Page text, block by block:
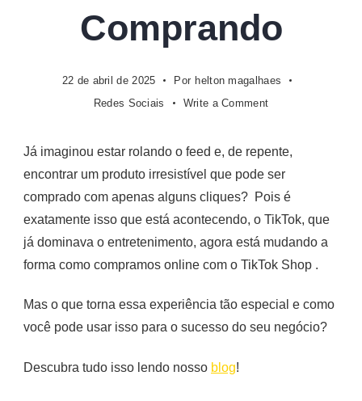
Comprando
22 de abril de 2025 Por helton magalhaes
Redes Sociais
Write a Commenton
Shopping?
Como
a
Nova
Buscando
Comprando
Já imaginou estar rolando o feed e, de repente,
encontrar um produto irresistível que pode ser
comprado com apenas alguns cliques? Pois é
exatamente isso que está acontecendo, o TikTok, que
já dominava o entretenimento, agora está mudando a
forma como compramos online com o TikTok Shop .
Mas o que torna essa experiência tão especial e como
você pode usar isso para o sucesso do seu negócio?
Descubra tudo isso lendo nosso blog!